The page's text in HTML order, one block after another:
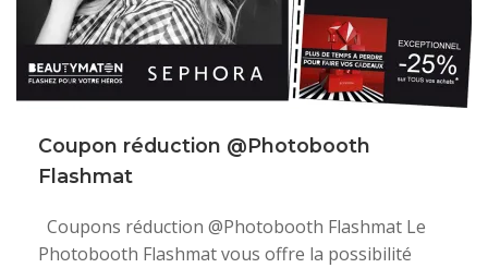
Coupon réduction @Photobooth
Flashmat
Coupons réduction @Photobooth Flashmat Le
Photobooth Flashmat vous offre la possibilité